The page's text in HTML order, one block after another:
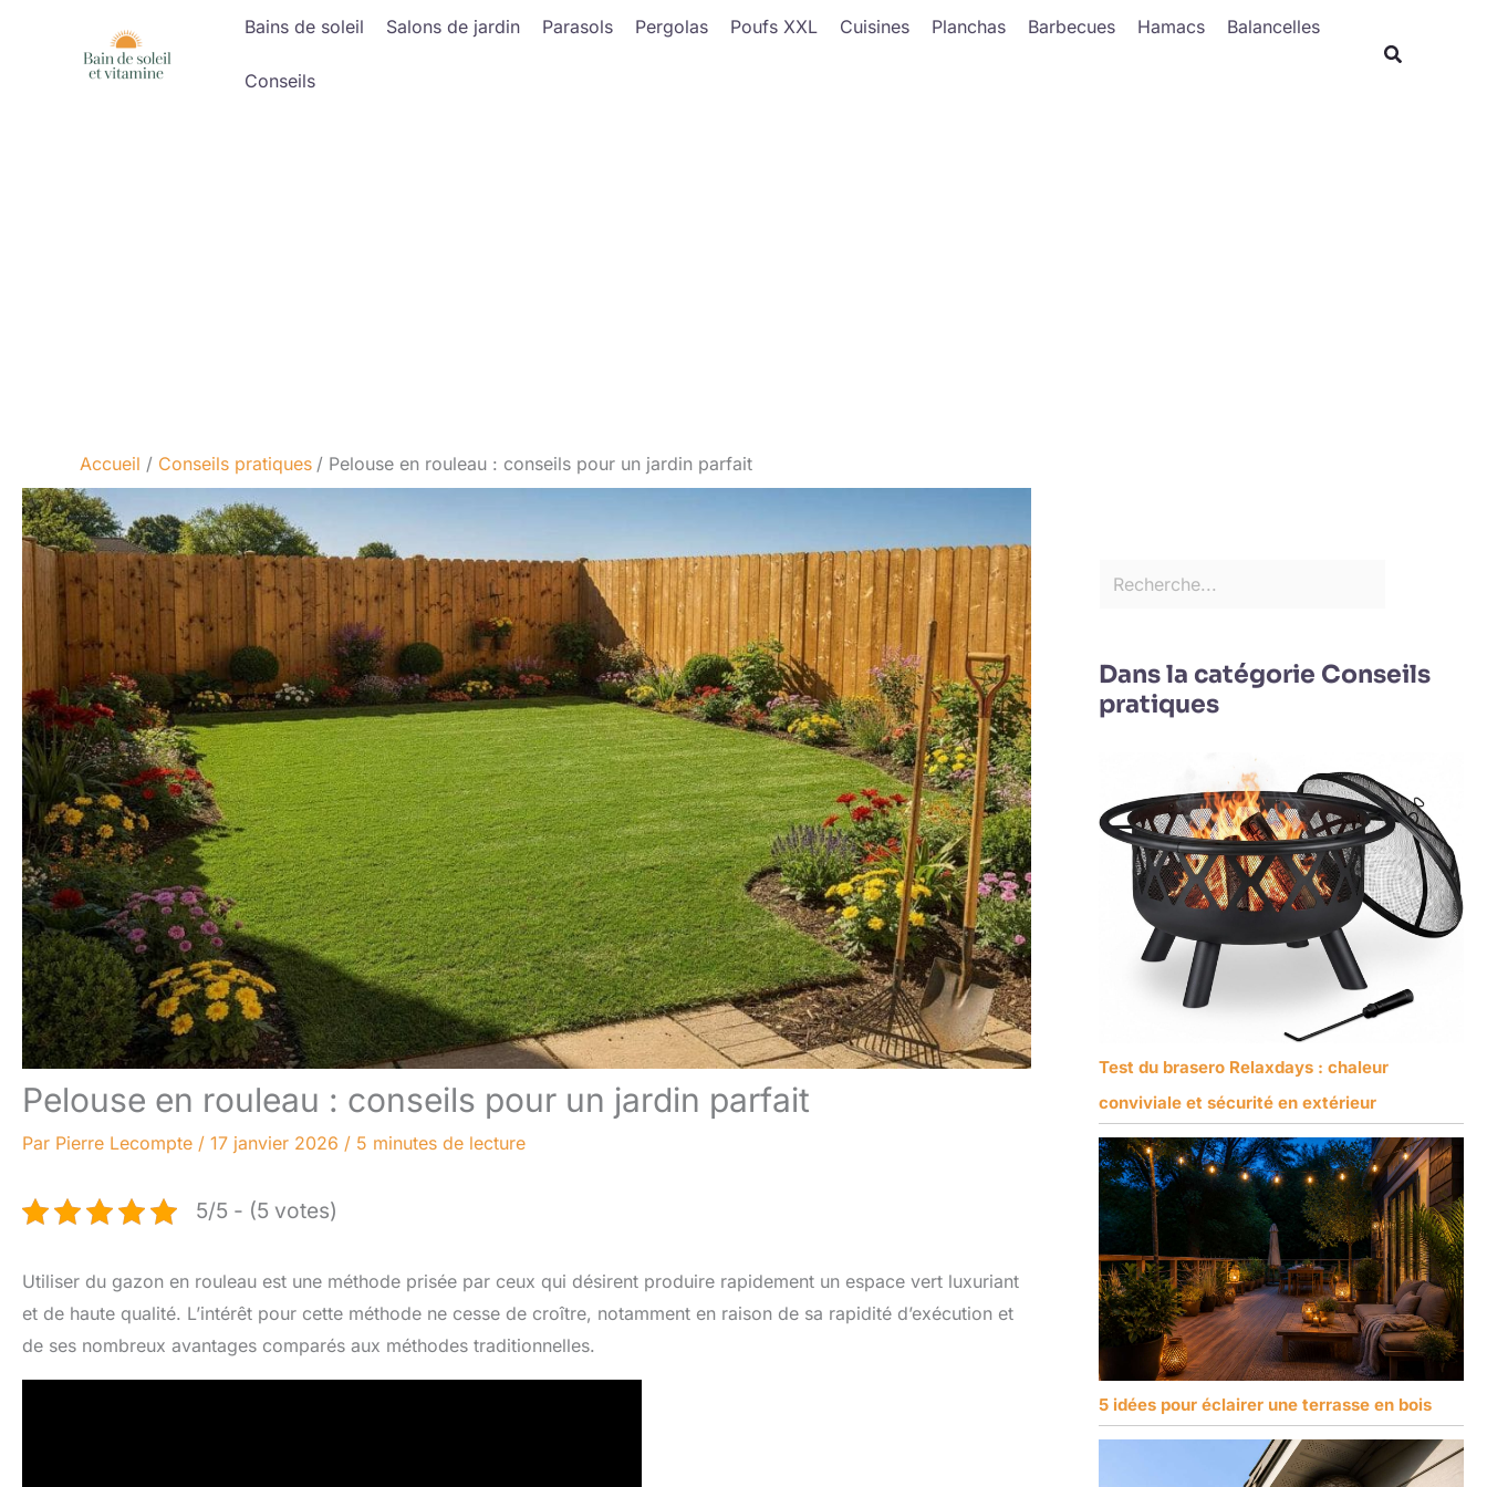
Bains de soleil Salons de jardin Parasols Pergolas Poufs XXL Cuisines Planchas Barbecues Hamacs Balancelles
Conseils
Accueil Conseils pratiques Pelouse en rouleau : conseils pour un jardin parfait
Pelouse en rouleau : conseils pour un jardin parfait
Par Pierre Lecompte / 17 janvier 2026 / 5 minutes de lecture
5/5 - (5 votes)
Utiliser du gazon en rouleau est une méthode prisée par ceux qui désirent produire rapidement un espace vert luxuriant
et de haute qualité. L’intérêt pour cette méthode ne cesse de croître, notamment en raison de sa rapidité d’exécution et
de ses nombreux avantages comparés aux méthodes traditionnelles.
Rechercher
Dans la catégorie Conseils
pratiques
Test du brasero Relaxdays : chaleur
conviviale et sécurité en extérieur
5 idées pour éclairer une terrasse en bois